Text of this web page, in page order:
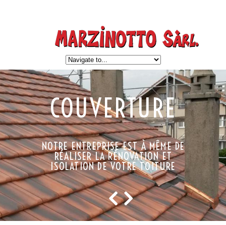
COUVERTURE
NOTRE ENTREPRISE EST À MÊME DE
RÉALISER LA RÉNOVATION ET
ISOLATION DE VOTRE TOITURE